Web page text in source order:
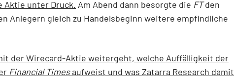
Aktie unter Druck. Am Abend dann besorgte die FTden
Anlegern gleich zu Handelsbeginn weitere empfindliche
der Wirecard-Aktie weitergeht, welche Auffälligkeit der
Financial Timesaufweist und was Zatarra Research damit